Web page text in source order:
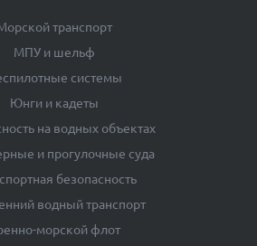
транспорт
МПУ и шельф
системы
Юнги и кадеты
на водных объектах
и прогулочные суда
безопасность
водный транспорт
морской флот